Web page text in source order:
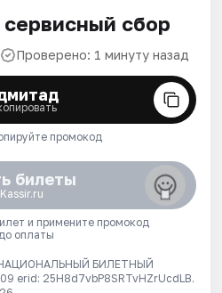
сбор
Проверено: 1 минуту назад
промокод
билеты
и примените промокод
до оплаты
БИЛЕТНЫЙ
erid: 25H8d7vbP8SRTvHZrUcdLB.